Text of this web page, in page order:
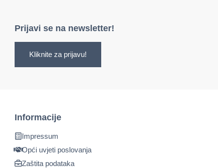
Prijavi se na newsletter!
Kliknite za prijavu!
Informacije
Impressum
Opći uvjeti poslovanja
Zaštita podataka